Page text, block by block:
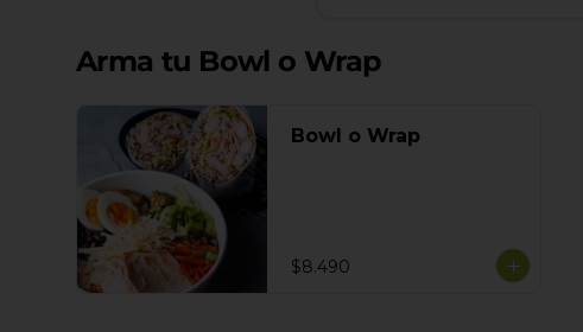
Arma tu Bowl o Wrap
Bowl o Wrap
$8.490